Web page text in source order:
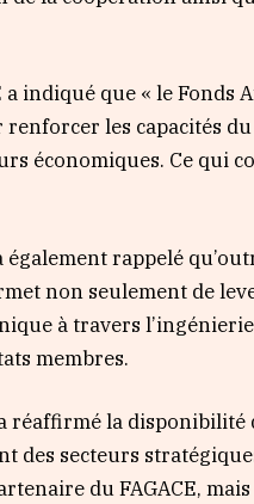
indiqué que « le Fonds
les capacités
économiques. Ce qui
également rappelé
non seulement de
à travers
membres.
réaffirmé la disponibilité
des secteurs
du FAGACE,